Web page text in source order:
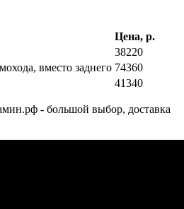
Цена, р.
38220
вместо заднего 74360
41340
- большой выбор, доставка